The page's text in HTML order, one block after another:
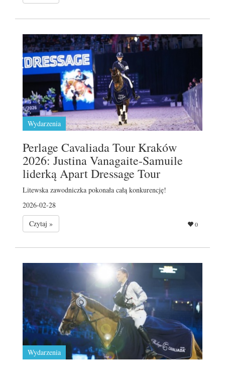
Wydarzenia
Perlage Cavaliada Tour Kraków
2026: Justina Vanagaite-Samuile
liderką Apart Dressage Tour
Litewska zawodniczka pokonała całą konkurencję!
2026-02-28
Czytaj »
0
Wydarzenia